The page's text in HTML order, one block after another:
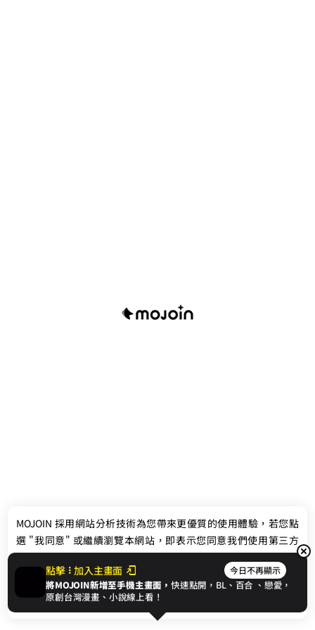
聯絡我們
© 2024 gamania Digital Entertainment Co., Ltd.
點擊 加入主畫面 今日不再顯示
將MOJOIN新增至手機主畫面，快速點開，BL、 百合 、戀愛，
原創台灣漫畫、小說線上看！
MOJOIN 採用網站分析技術為您帶來更優質的使用體驗，若您點
選 "我同意" 或繼續瀏覽本網站，即表示您同意我們使用第三方
Cookie，欲瞭解更多資訊請見隱私權政策。
我同意